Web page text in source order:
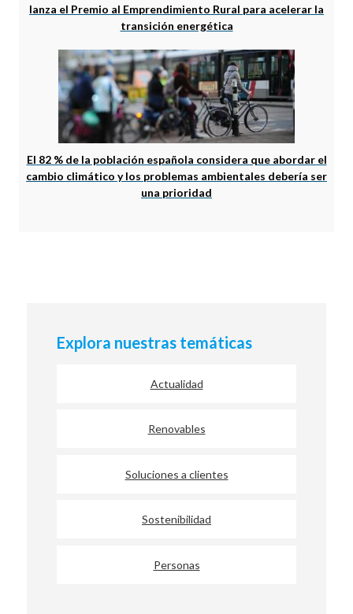
lanza el Premio al Emprendimiento Rural para acelerar la
transición energética
El 82 % de la población española considera que abordar el
cambio climático y los problemas ambientales debería ser
una prioridad
Explora nuestras temáticas
Actualidad
Renovables
Soluciones a clientes
Sostenibilidad
Personas